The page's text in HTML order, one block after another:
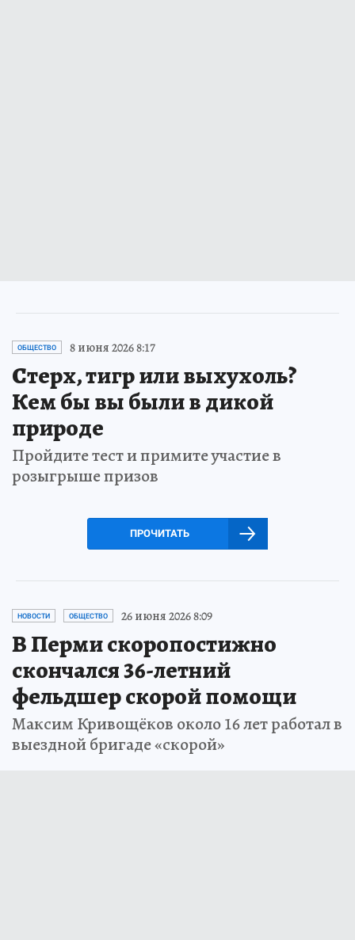
ОБЩЕСТВО 8 июня 2026 8:17
Стерх, тигр или выхухоль?
Кем бы вы были в дикой
природе
Пройдите тест и примите участие в
розыгрыше призов
ПРОЧИТАТЬ
НОВОСТИ ОБЩЕСТВО 26 июня 2026 8:09
В Перми скоропостижно
скончался 36-летний
фельдшер скорой помощи
Максим Кривощёков около 16 лет работал в
выездной бригаде «скорой»